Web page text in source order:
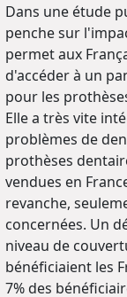
Dans une étude
penche sur
permet aux
d'accéder à un
pour les
Elle a très vite
problèmes de
prothèses
vendues en
revanche,
concernées. Un
niveau de
bénéficiaient les
7% des